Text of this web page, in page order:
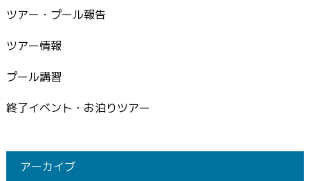
ツアー・プール報告
ツアー情報
プール講習
終了イベント・お泊りツアー
アーカイブ